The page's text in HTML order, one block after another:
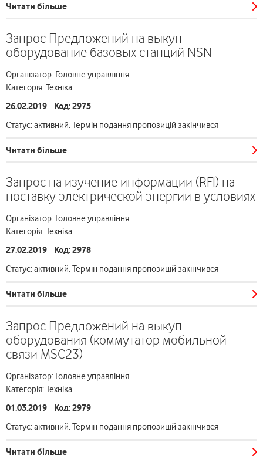
Читати більше
Запрос Предложений на выкуп
оборудование базовых станций NSN
Організатор: Головне управління
Категорія: Техніка
26.02.2019 Код: 2975
Статус: активний. Термін подання пропозицій закінчився
Читати більше
Запрос на изучение информации (RFI) на
поставку электрической энергии в условиях
Організатор: Головне управління
Категорія: Техніка
27.02.2019 Код: 2978
Статус: активний. Термін подання пропозицій закінчився
Читати більше
Запрос Предложений на выкуп
оборудования (коммутатор мобильной
связи MSC23)
Організатор: Головне управління
Категорія: Техніка
01.03.2019 Код: 2979
Статус: активний. Термін подання пропозицій закінчився
Читати більше